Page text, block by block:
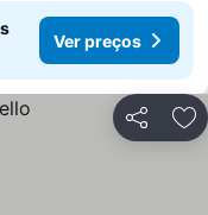
Ver preços
Partilhar